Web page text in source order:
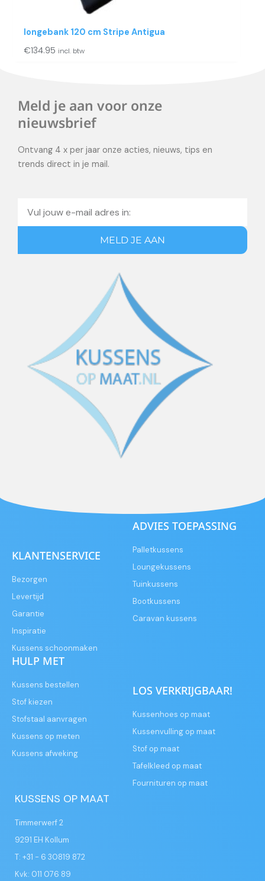
longebank 120 cm Stripe Antigua
€134.95 incl. btw
Meld je aan voor onze
nieuwsbrief
Ontvang 4 x per jaar onze acties, nieuws, tips en
trends direct in je mail.
MELD JE AAN
KLANTENSERVICE
Bezorgen
Levertijd
Garantie
Inspiratie
Kussens schoonmaken
ADVIES TOEPASSING
Palletkussens
Loungekussens
Tuinkussens
Bootkussens
Caravan kussens
HULP MET
Kussens bestellen
Stof kiezen
Stofstaal aanvragen
Kussens op meten
Kussens afweking
LOS VERKRIJGBAAR!
Kussenhoes op maat
Kussenvulling op maat
Stof op maat
Tafelkleed op maat
Fournituren op maat
KUSSENS OP MAAT
Timmerwerf 2
9291 EH Kollum
T: +31 - 6 30819 872
Kvk: 011 076 89